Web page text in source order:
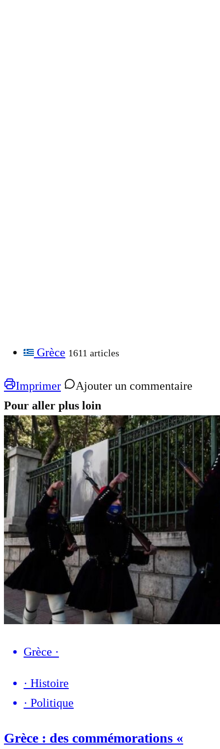
Grèce 1611 articles
Imprimer
Ajouter un commentaire
Pour aller plus loin
Grèce ·
· Histoire
· Politique
Grèce : des commémorations «